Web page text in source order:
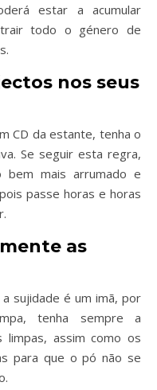
estar a acumular
todo o género de
nos seus
CD da estante, tenha o
Se seguir esta regra,
mais arrumado e
passe horas e horas
as
sujidade é um imã, por
tenha sempre a
limpas, assim como os
para que o pó não se